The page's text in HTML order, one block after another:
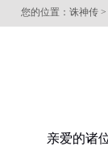
您的位置： 诛神传 >
亲爱的诸